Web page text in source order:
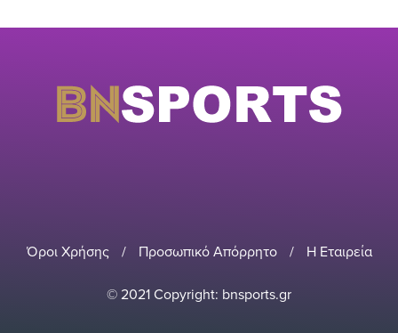
Όροι Χρήσης / Προσωπικό Απόρρητο / Η Εταιρεία
© 2021 Copyright: bnsports.gr